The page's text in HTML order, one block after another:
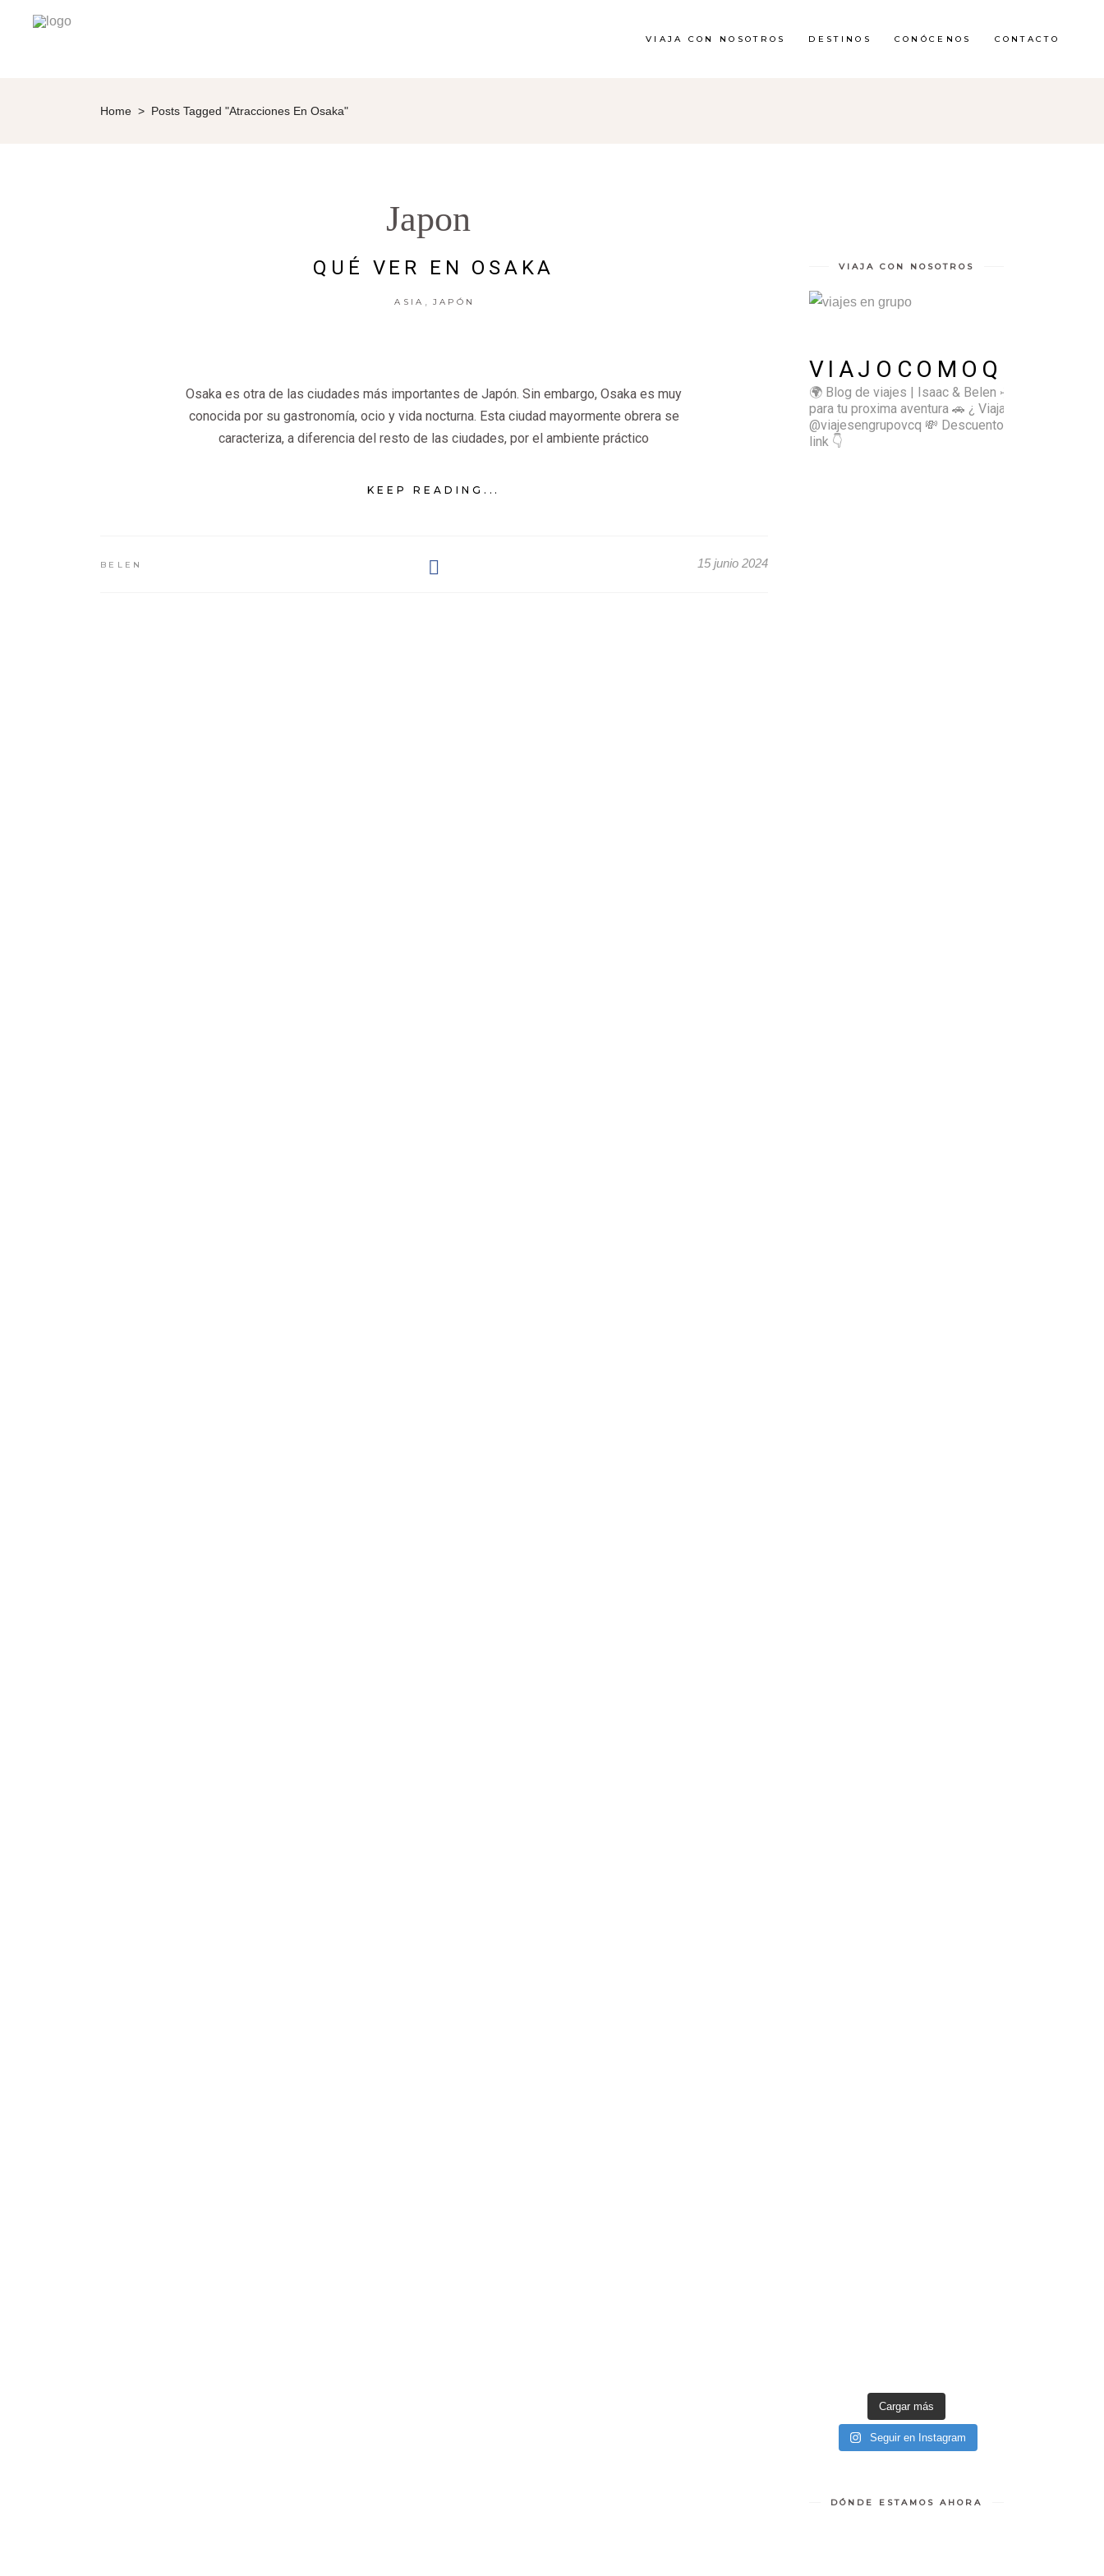
VIAJA CON NOSOTROS DESTINOS CONÓCENOS CONTACTO
Home > Posts Tagged "atracciones En Osaka"
Japon
QUÉ VER EN OSAKA
ASIA JAPÓN
Osaka es otra de las ciudades más importantes de Japón. Sin embargo, Osaka es muy
conocida por su gastronomía, ocio y vida nocturna. Esta ciudad mayormente obrera se
caracteriza, a diferencia del resto de las ciudades, por el ambiente práctico
KEEP READING...
BELEN 15 junio 2024
VIAJA CON NOSOTROS
VIAJOCOMOQUIERO
🌍 Blog de viajes | Isaac & Belen ✈️ Inspírate
para tu proxima aventura 🚗 ¿ Viajas sol@? 👉🏻
@viajesengrupovcq 💸 Descuentos y tips en el
link 👇
Cargar más
Seguir en Instagram
DÓNDE ESTAMOS AHORA